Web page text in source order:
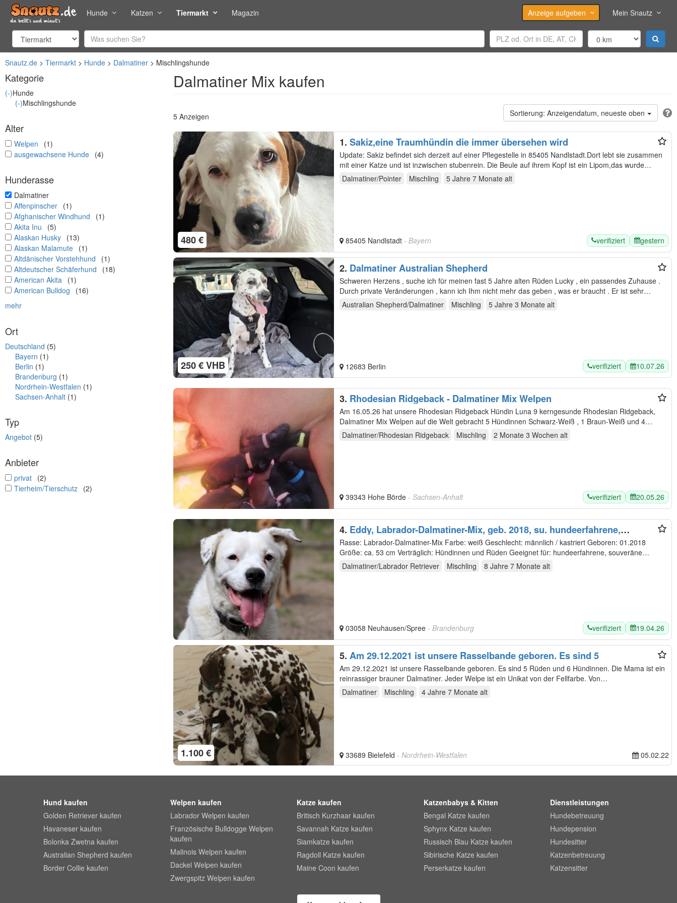
Hunde Katzen Tiermarkt Magazin Anzeige aufgeben Mein Snautz
Snautz.de Tiermarkt Hunde Dalmatiner Mischlingshunde
Kategorie
(-)Hunde
(-)Mischlingshunde
Alter
undefined
Welpen
(1)
undefined
ausgewachsene Hunde (4)
Hunderasse
undefined
Dalmatiner
undefined
Affenpinscher (1)
undefined
Afghanischer Windhund
(1)
undefined
Akita Inu
(5)
undefined
Alaskan Husky (13)
undefined
Alaskan Malamute (1)
undefined
Altdänischer Vorstehhund
(1)
undefined
Altdeutscher Schäferhund
(18)
undefined
American Akita (1)
undefined
American Bulldog
(16)
mehr
Ort
Deutschland (5)
Bayern (1)
Berlin (1)
Brandenburg (1)
Nordrhein-Westfalen (1)
Sachsen-Anhalt (1)
Typ
Angebot (5)
Anbieter
undefined
privat (2)
undefined
Tierheim/Tierschutz (2)
Dalmatiner Mix kaufen
Anzeigendatum, neueste oben
5 Anzeigen
1. Sakiz,eine Traumhündin die immer übersehen wird
480 €
Update: Sakiz befindet sich derzeit auf einer Pflegestelle in 85405 Nandlstadt.Dort lebt sie zusammen
mit einer Katze und ist inzwischen stubenrein. Die Beule auf ihrem Kopf ist ein Lipom,das wurde…
Dalmatiner/Pointer
Mischling 5 Jahre 7 Monate alt
85405 Nandlstadt - Bayern verifiziert gestern
2. Dalmatiner Australian Shepherd
250 € VHB
Schweren Herzens , suche ich für meinen fast 5 Jahre alten Rüden Lucky , ein passendes Zuhause .
Durch private Veränderungen , kann ich Ihm nicht mehr das geben , was er braucht . Er ist sehr…
Australian Shepherd/Dalmatiner
Mischling 5 Jahre 3 Monate alt
12683 Berlin verifiziert 10.07.26
3. Rhodesian Ridgeback - Dalmatiner Mix Welpen
Am 16.05.26 hat unsere Rhodesian Ridgeback Hündin Luna 9 kerngesunde Rhodesian Ridgeback,
Dalmatiner Mix Welpen auf die Welt gebracht 5 Hündinnen Schwarz-Weiß , 1 Braun-Weiß und 4
Rüden 3 Schwarz-…
Dalmatiner/Rhodesian Ridgeback Mischling 2 Monate 3 Wochen alt
39343 Hohe Börde - Sachsen-Anhalt verifiziert 20.05.26
4. Eddy, Labrador-Dalmatiner-Mix, geb. 2018, su. hundeerfahrene,
Menschen, gern als Zweithund
Rasse: Labrador-Dalmatiner-Mix Farbe: weiß Geschlecht: männlich / kastriert Geboren: 01.2018
Größe: ca. 53 cm Verträglich: Hündinnen und Rüden Geeignet für: hundeerfahrene, souveräne
Menschen…
Dalmatiner/Labrador Retriever Mischling 8 Jahre 7 Monate alt
03058 Neuhausen/Spree - Brandenburg verifiziert 19.04.26
5. Am 29.12.2021 ist unsere Rasselbande geboren. Es sind 5
1.100 €
Am 29.12.2021 ist unsere Rasselbande geboren. Es sind 5 Rüden und 6 Hündinnen. Die Mama ist ein
reinrassiger brauner Dalmatiner. Jeder Welpe ist ein Unikat von der Fellfarbe. Von…
Dalmatiner
Mischling 4 Jahre 7 Monate alt
33689 Bielefeld - Nordrhein-Westfalen 05.02.22
Hund kaufen
Golden Retriever kaufen
Havaneser kaufen
Bolonka Zwetna kaufen
Australian Shepherd kaufen
Border Collie kaufen
Welpen kaufen
Labrador Welpen kaufen
Französische Bulldogge Welpen
kaufen
Malinois Welpen kaufen
Dackel Welpen kaufen
Zwergspitz Welpen kaufen
Katze kaufen
Britisch Kurzhaar kaufen
Savannah Katze kaufen
Siamkatze kaufen
Ragdoll Katze kaufen
Maine Coon kaufen
Katzenbabys & Kitten
Bengal Katze kaufen
Sphynx Katze kaufen
Russisch Blau Katze kaufen
Sibirische Katze kaufen
Perserkatze kaufen
Dienstleistungen
Hundebetreuung
Hundepension
Hundesitter
Katzenbetreuung
Katzensitter